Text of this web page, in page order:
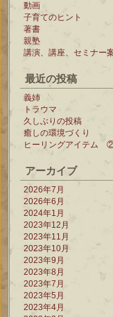
動画
子育てのヒント
著書
親塾
講演、講座、セミナー
最近の投稿
義姉
トラウマ
久しぶりの投稿
癒しの環境づくり
ヒーリングアイテム
アーカイブ
2026年7月
2026年6月
2024年1月
2023年12月
2023年11月
2023年10月
2023年9月
2023年8月
2023年7月
2023年5月
2023年4月